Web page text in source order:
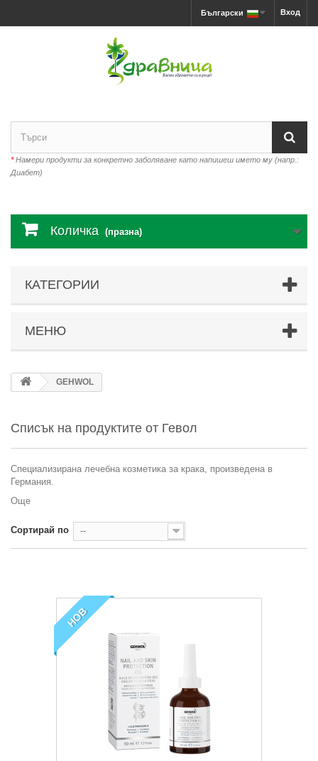
Вход
Български
*Намери продукти за конкретно заболяване като напишеш името му (напр.:
Диабет)
Количка (празна)
КАТЕГОРИИ
МЕНЮ
GEHWOL
Списък на продуктите от Гевол
Специализирана лечебна козметика за крака, произведена в
Германия.
Още
Сортирай по --
НОВ